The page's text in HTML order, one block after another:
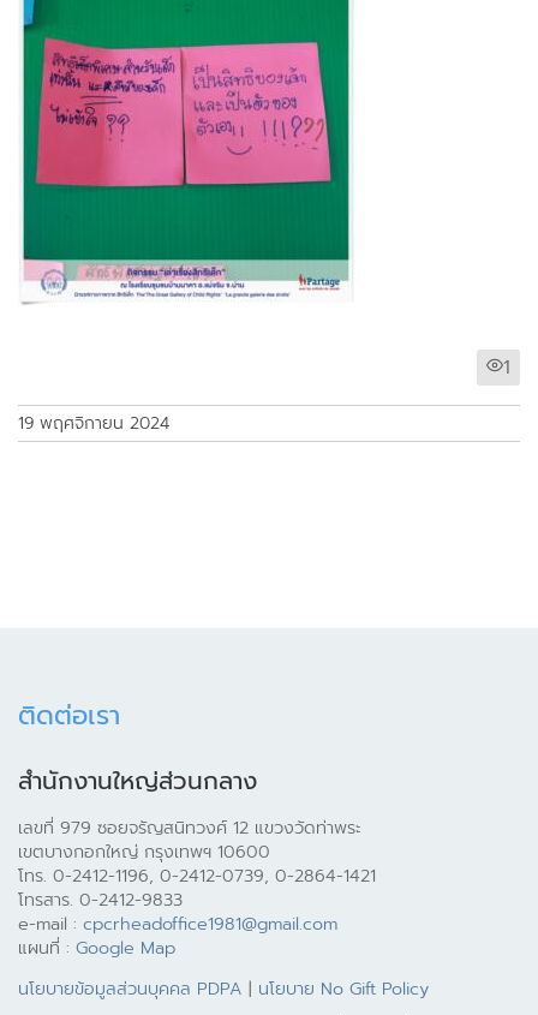
1
19 พฤศจิกายน 2024
ติดต่อเรา
สำนักงานใหญ่ส่วนกลาง
เลขที่ 979 ซอยจรัญสนิทวงศ์ 12 แขวงวัดท่าพระ
เขตบางกอกใหญ่ กรุงเทพฯ 10600
โทร. 0-2412-1196, 0-2412-0739, 0-2864-1421
โทรสาร. 0-2412-9833
e-mail : cpcrheadoffice1981@gmail.com
แผนที่ : Google Map
นโยบายข้อมูลส่วนบุคคล PDPA | นโยบาย No Gift Policy